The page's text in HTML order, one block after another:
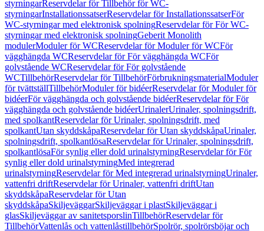
styrningarReservdelar för Tillbehör för WC-
styrningarInstallationssatserReservdelar för InstallationssatserFör
WC-styrningar med elektronisk spolningReservdelar för För WC-
styrningar med elektronisk spolningGeberit Monolith
modulerModuler för WCReservdelar för Moduler för WCFör
vägghängda WCReservdelar för För vägghängda WCFör
golvstående WCReservdelar för För golvstående
WCTillbehörReservdelar för TillbehörFörbrukningsmaterialModuler
för tvättställTillbehörModuler för bidéerReservdelar för Moduler för
bidéerFör vägghängda och golvstående bidéerReservdelar för För
vägghängda och golvstående bidéerUrinalerUrinaler, spolningsdrift,
med spolkantReservdelar för Urinaler, spolningsdrift, med
spolkantUtan skyddskåpaReservdelar för Utan skyddskåpaUrinaler,
spolningsdrift, spolkantlösaReservdelar för Urinaler, spolningsdrift,
spolkantlösaFör synlig eller dold urinalstyrningReservdelar för För
synlig eller dold urinalstyrningMed integrerad
urinalstyrningReservdelar för Med integrerad urinalstyrningUrinaler,
vattenfri driftReservdelar för Urinaler, vattenfri driftUtan
skyddskåpaReservdelar för Utan
skyddskåpaSkiljeväggarSkiljeväggar i plastSkiljeväggar i
glasSkiljeväggar av sanitetsporslinTillbehörReservdelar för
TillbehörVattenlås och vattenlåstillbehörSpolrör, spolrörsböjar och